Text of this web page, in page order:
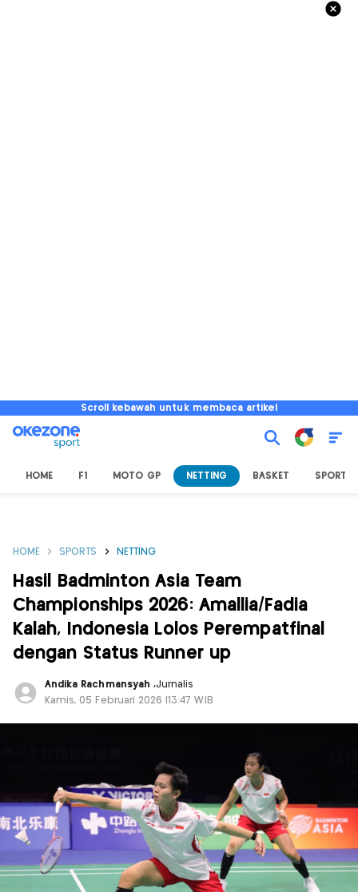
Scroll kebawah untuk membaca artikel
HOME F1 MOTO GP NETTING BASKET SPORT
HOME SPORTS NETTING
Hasil Badminton Asia Team
Championships 2026: Amallia/Fadia
Kalah, Indonesia Lolos Perempatfinal
dengan Status Runner up
Andika Rachmansyah ,Jurnalis
Kamis, 05 Februari 2026 |13:47 WIB